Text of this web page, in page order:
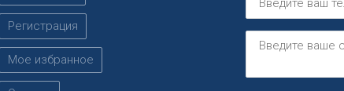
Регистрация
Мое избранное